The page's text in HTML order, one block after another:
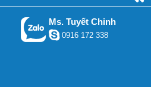
Ms. Tuyết Chinh
0916 172 338